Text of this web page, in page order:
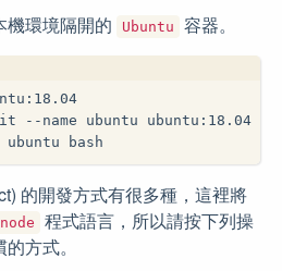
機環境隔開的
Ubuntu 容器。
--name ubuntu ubuntu:18.04
bash
的開發方式有很多種，這裡將
node
程式語言，所以請按下列操
方式。